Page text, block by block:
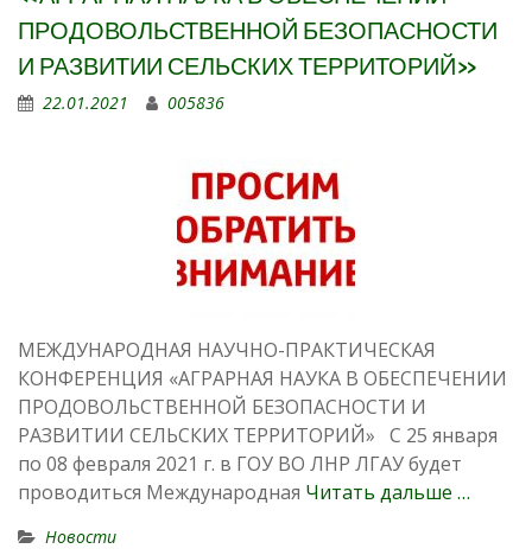
ПРОДОВОЛЬСТВЕННОЙ БЕЗОПАСНОСТИ
И РАЗВИТИИ СЕЛЬСКИХ ТЕРРИТОРИЙ»
22.01.2021 005836
МЕЖДУНАРОДНАЯ НАУЧНО-ПРАКТИЧЕСКАЯ
КОНФЕРЕНЦИЯ «АГРАРНАЯ НАУКА В ОБЕСПЕЧЕНИИ
ПРОДОВОЛЬСТВЕННОЙ БЕЗОПАСНОСТИ И
РАЗВИТИИ СЕЛЬСКИХ ТЕРРИТОРИЙ» С 25 января
по 08 февраля 2021 г. в ГОУ ВО ЛНР ЛГАУ будет
проводиться Международная Читать дальше …
Новости